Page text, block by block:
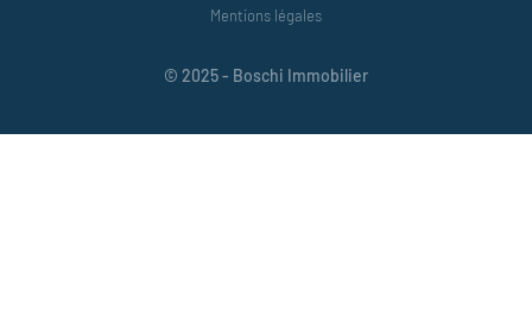
Mentions légales
© 2025 - Boschi Immobilier